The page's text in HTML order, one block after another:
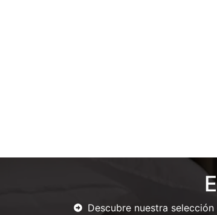
Descubre nuestra selección